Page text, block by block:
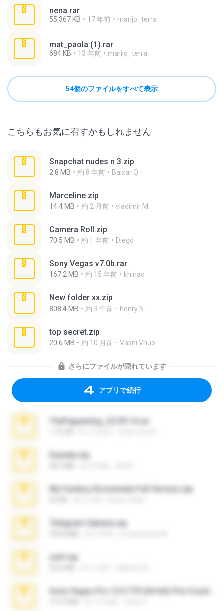
nena.rar
55,367 KB 17 年前 marijo_terra
mat_paola (1).rar
684 KB 13 年前 marijo_terra
54個のファイルをすべて表示
こちらもお気に召すかもしれません
Snapchat nudes n 3.zip
2.8 MB 約 8 年前 Baixar Q.
Marceline.zip
14.4 MB 約 2 月前 vladimir M.
Camera Roll.zip
70.5 MB 約 1 年前 Diego
Sony Vegas v7.0b.rar
167.2 MB 約 15 年前 khinao
New folder xx.zip
808.4 MB 約 3 年前 henry N.
top secret.zip
20.6 MB 約 10 月前 Vasni Vhuo
さらにファイルが隠れています
アプリで続行
TheFappening_22.09.14.rar
Daniela.zip
My Femboy Roommate Full Version.zip
Telegram fabiana.zip
ouh!.zip